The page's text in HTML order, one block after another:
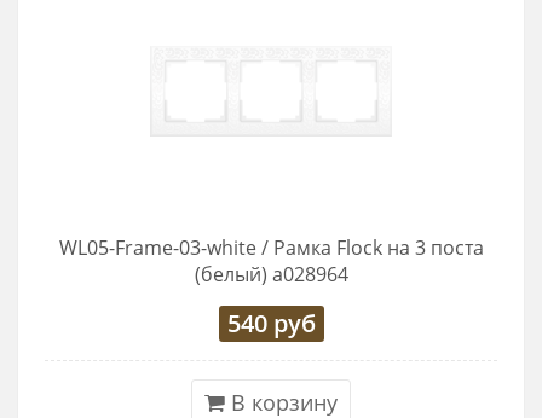
WL05-Frame-03-white / Рамка Flock на 3 поста
(белый) a028964
540руб
В корзину